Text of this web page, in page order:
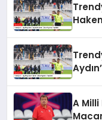
A Milli